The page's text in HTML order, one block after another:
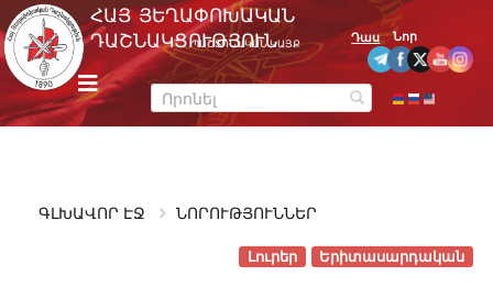
Skip
to
content
m
e
n
u
ՀԱՅ ՅԵՂԱՓՈԽԱԿԱՆ
ԴԱՇՆԱԿՑՈՒԹՅՈՒՆ
ՊԱՇՏՈՆԱԿԱՆ ԿԱՅՔ
Դաս Նոր
ԳԼԽԱՎՈՐ ԷՋ ՆՈՐՈՒԹՅՈՒՆՆԵՐ
Երիտասարդական
Լուրեր